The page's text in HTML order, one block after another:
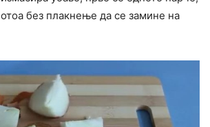
без плакнење да се замине на